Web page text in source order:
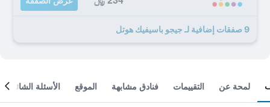
9 صفقات إضافية لـ جيجو باسيفيك هوتل
لمحة عن التقييمات فنادق مشابهة الموقع الأسئلة الشائعة